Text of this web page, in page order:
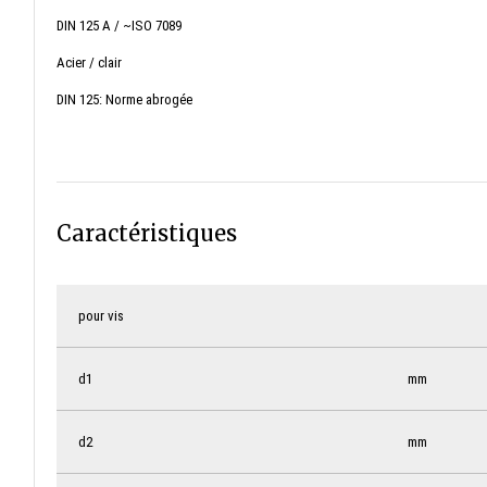
DIN 125 A / ~ISO 7089
Acier / clair
DIN 125: Norme abrogée
Caractéristiques
pour vis
d1 mm
d2 mm